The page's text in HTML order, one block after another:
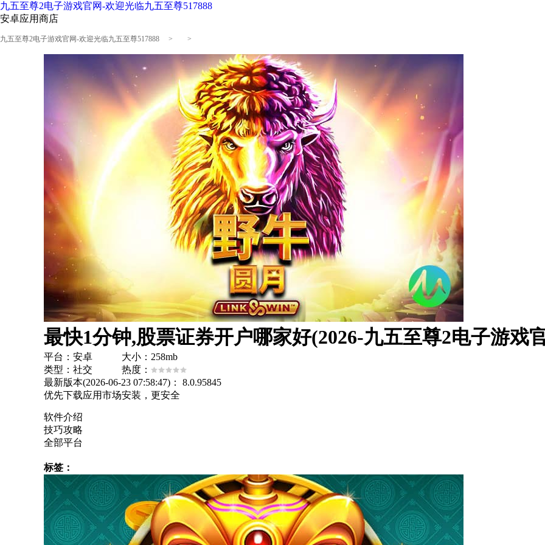
九五至尊2电子游戏官网-欢迎光临九五至尊517888
安卓应用商店
九五至尊2电子游戏官网-欢迎光临九五至尊517888 > >
最快1分钟,股票证券开户哪家好(2026-九五至尊2电子游戏
平台：安卓 大小：258mb
类型：社交 热度：
最新版本(2026-06-23 07:58:47)：
8.0.95845
优先下载应用市场安装，更安全
软件介绍
技巧攻略
全部平台
标签：